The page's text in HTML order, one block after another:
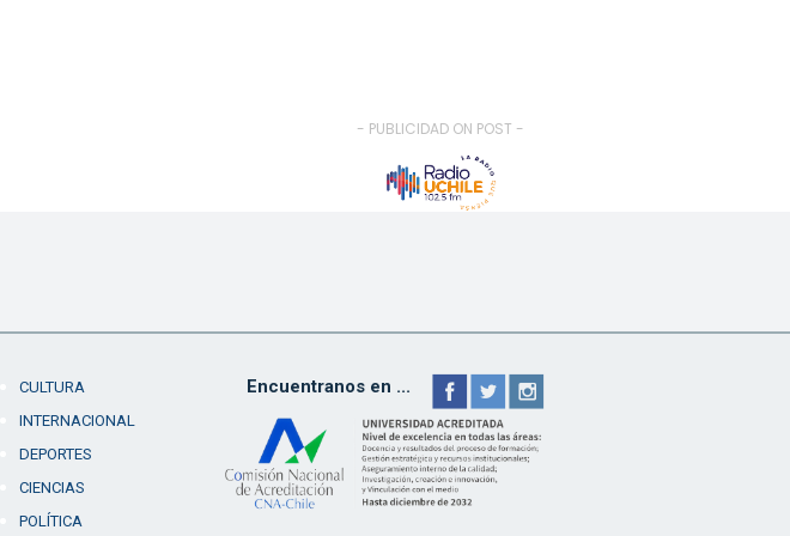
- PUBLICIDAD ON POST -
CULTURA
INTERNACIONAL
DEPORTES
CIENCIAS
POLÍTICA
Encuentranos en ...